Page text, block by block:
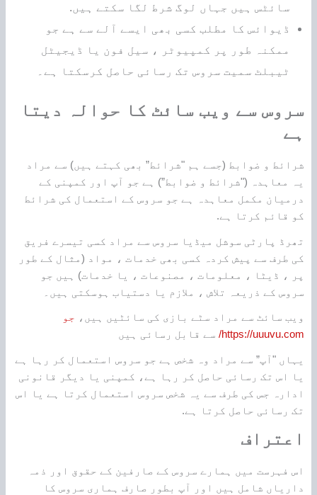
سائٹس ہیں جہاں لوگ شرط لگا سکتے ہیں.
ڈیوائس کا مطلب کسی بھی ایسے آلے سے ہے جو
ممکنہ طور پر کمپیوٹر ، سیل فون یا ڈیجیٹل
ٹیبلٹ سمیت سروس تک رسائی حاصل کرسکتا ہے۔
سروس سے ویب سائٹ کا حوالہ دیتا
ہے
شرائط و ضوابط (جسے ہم "شرائط” بھی کہتے ہیں) سے مراد
یہ معاہدہ ("شرائط و ضوابط”) ہے جو آپ اور کمپنی کے
درمیان مکمل معاہدہ ہے جو سروس کے استعمال کی شرائط
کو قائم کرتا ہے.
تھرڈ پارٹی سوشل میڈیا سروس سے مراد کسی تیسرے فریق
کی طرف سے پیش کردہ کسی بھی خدمات ، مواد (مثال کے طور
پر ، ڈیٹا ، معلومات ، مصنوعات ، یا خدمات) ہیں جو
سروس کے ذریعہ تلاش ، ملازم یا دستیاب ہوسکتی ہیں۔
ویب سائٹ سے مراد سٹے بازی کی سائٹیں ہیں، جو
https://uuuvu.com/ سے قابل رسائی ہیں
یہاں "آپ” سے مراد وہ شخص ہے جو سروس استعمال کر رہا ہے
یا اس تک رسائی حاصل کر رہا ہے، کمپنی یا دیگر قانونی
ادارہ جس کی طرف سے یہ شخص سروس استعمال کرتا ہے یا اس
تک رسائی حاصل کرتا ہے.
اعتراف
اس فہرست میں ہمارے سروس کے صارفین کے حقوق اور ذمہ
داریاں شامل ہیں اور آپ بطور صارف ہماری سروس کا